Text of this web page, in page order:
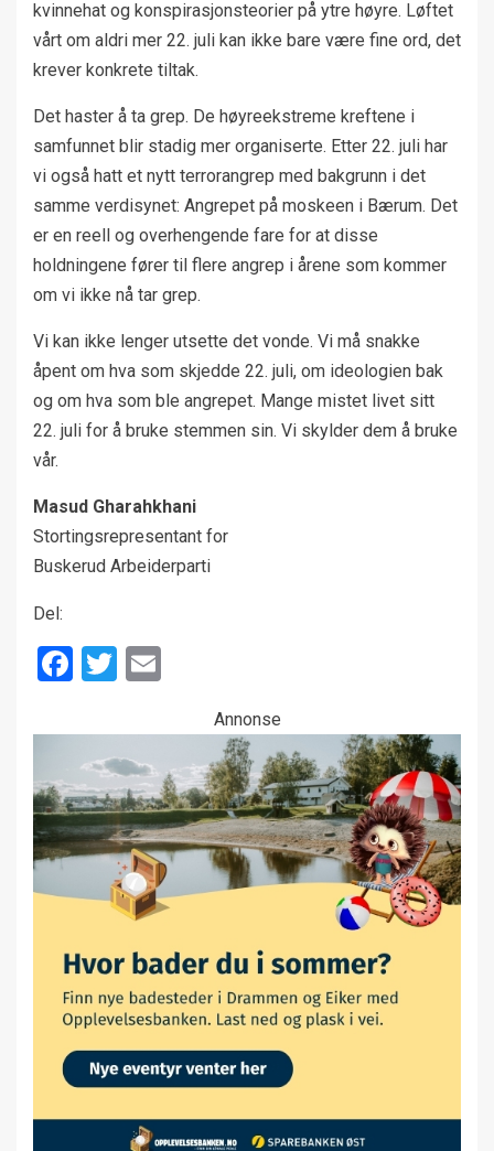
kvinnehat og konspirasjonsteorier på ytre høyre. Løftet
vårt om aldri mer 22. juli kan ikke bare være fine ord, det
krever konkrete tiltak.
Det haster å ta grep. De høyreekstreme kreftene i
samfunnet blir stadig mer organiserte. Etter 22. juli har
vi også hatt et nytt terrorangrep med bakgrunn i det
samme verdisynet: Angrepet på moskeen i Bærum. Det
er en reell og overhengende fare for at disse
holdningene fører til flere angrep i årene som kommer
om vi ikke nå tar grep.
Vi kan ikke lenger utsette det vonde. Vi må snakke
åpent om hva som skjedde 22. juli, om ideologien bak
og om hva som ble angrepet. Mange mistet livet sitt
22. juli for å bruke stemmen sin. Vi skylder dem å bruke
vår.
Masud Gharahkhani
Stortingsrepresentant for
Buskerud Arbeiderparti
Del:
Facebook
Twitter
Annonse